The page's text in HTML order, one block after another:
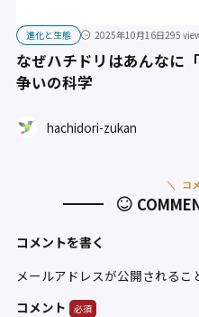
進化と生態 2025年10月16日295
なぜハチドリはあんなに
争いの科学
hachidori-zukan
コ
コメントを書く
メールアドレスが公開されるこ
コメント